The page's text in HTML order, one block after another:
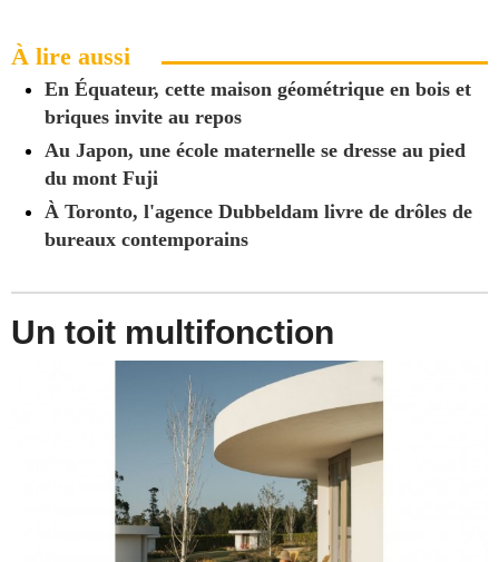
À lire aussi
En Équateur, cette maison géométrique en bois et
briques invite au repos
Au Japon, une école maternelle se dresse au pied
du mont Fuji
À Toronto, l'agence Dubbeldam livre de drôles de
bureaux contemporains
Un toit multifonction